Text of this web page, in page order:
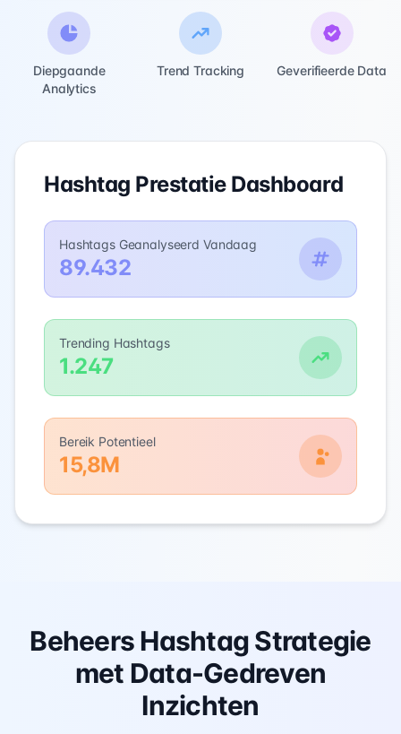
Diepgaande
Analytics
Trend Tracking Geverifieerde Data
Hashtag Prestatie Dashboard
Hashtags Geanalyseerd Vandaag
89.432
Trending Hashtags
1.247
Bereik Potentieel
15,8M
Beheers Hashtag Strategie
met Data-Gedreven
Inzichten